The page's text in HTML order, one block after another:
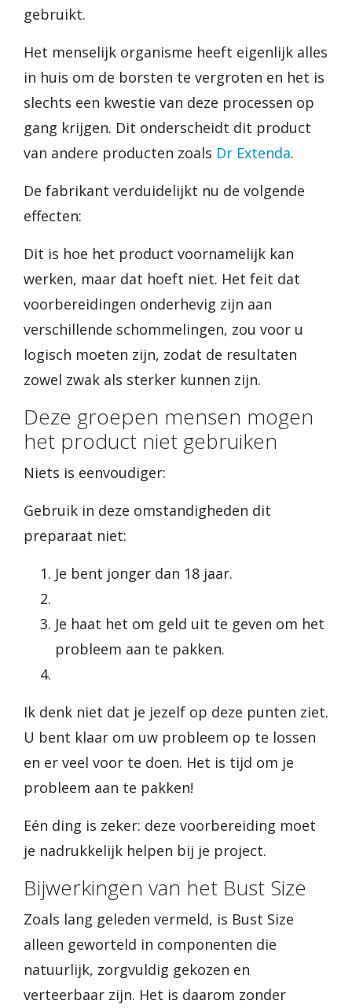
gebruikt.
Het menselijk organisme heeft eigenlijk alles
in huis om de borsten te vergroten en het is
slechts een kwestie van deze processen op
gang krijgen. Dit onderscheidt dit product
van andere producten zoals Dr Extenda.
De fabrikant verduidelijkt nu de volgende
effecten:
Dit is hoe het product voornamelijk kan
werken, maar dat hoeft niet. Het feit dat
voorbereidingen onderhevig zijn aan
verschillende schommelingen, zou voor u
logisch moeten zijn, zodat de resultaten
zowel zwak als sterker kunnen zijn.
Deze groepen mensen mogen
het product niet gebruiken
Niets is eenvoudiger:
Gebruik in deze omstandigheden dit
preparaat niet:
Je bent jonger dan 18 jaar.
Je haat het om geld uit te geven om het
probleem aan te pakken.
Ik denk niet dat je jezelf op deze punten ziet.
U bent klaar om uw probleem op te lossen
en er veel voor te doen. Het is tijd om je
probleem aan te pakken!
Eén ding is zeker: deze voorbereiding moet
je nadrukkelijk helpen bij je project.
Bijwerkingen van het Bust Size
Zoals lang geleden vermeld, is Bust Size
alleen geworteld in componenten die
natuurlijk, zorgvuldig gekozen en
verteerbaar zijn. Het is daarom zonder